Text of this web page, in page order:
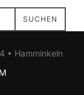
SUCHEN
• Hamminkeln